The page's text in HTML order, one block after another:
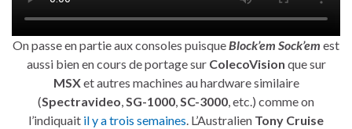
On passe en partie aux consoles puisque Block’em Sock’em est
aussi bien en cours de portage sur ColecoVision que sur
MSXet autres machines au hardware similaire
(Spectravideo SG-1000 SC-3000 , etc.) comme on
l’indiquait il y a trois semaines . L’Australien Tony Cruise